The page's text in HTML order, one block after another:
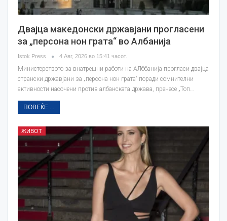
Двајца македонски државјани прогласени
за „персона нон грата“ во Албанија
Istok Press 4 Авг, 2026 во 15:41 часот.
Министерството за внатрешни работи на АЛббанија прогласи двајца
странски државјани за „персона нон грата“ поради сомнителни
активности насочени против албанската држава, пренесе „Топ…
ПОВЕЌЕ ...
ЖИВОТ